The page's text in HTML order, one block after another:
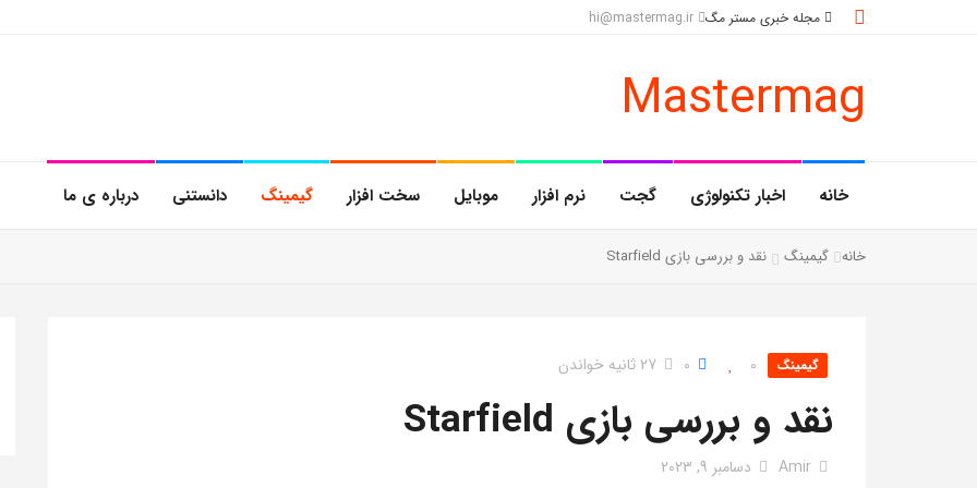
مجله خبری مستر مگ
Mastermag
خانه اخبار تکنولوژی گجت نرم افزار موبایل سخت افزار گیمینگ دانستنی درباره ی ما
خانه گیمینگ نقد و بررسی بازی Starfield
گیمینگ 0
0 27 ثانیه خواندن
نقد و بررسی بازی Starfield
Amir دسامبر 9, 2023